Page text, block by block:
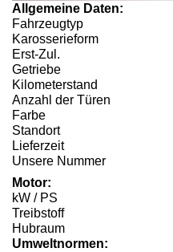
Allgemeine Daten:
Fahrzeugtyp
Karosserieform
Erst-Zul.
Getriebe
Kilometerstand
Anzahl der Türen
Farbe
Standort
Lieferzeit
Unsere Nummer
Motor:
kW / PS
Treibstoff
Hubraum
Umweltnormen: